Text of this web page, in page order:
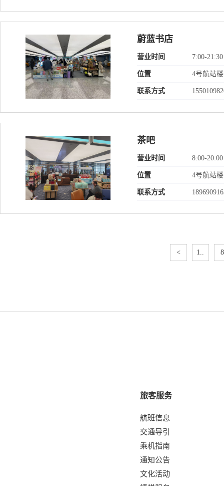
蔚蓝书店
营业时间 7:00-21:30
位置 4号航站
联系方式
茶吧
营业时间 8:00-20:00
位置 4号航站
联系方式
< 1.. 8
旅客服务
航班信息
交通导引
乘机指南
通知公告
文化活动